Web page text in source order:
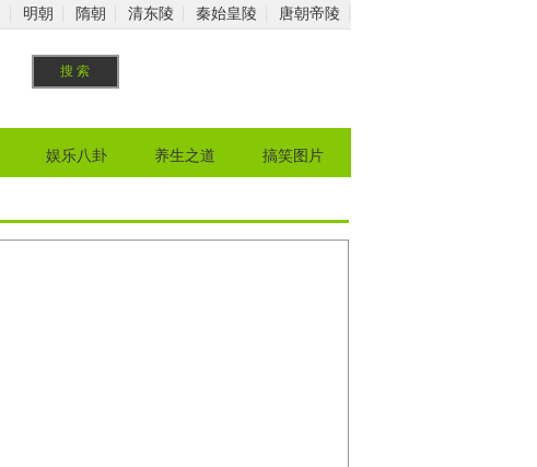
明朝 隋朝 清东陵 秦始皇陵 唐朝帝陵
娱乐八卦 养生之道 搞笑图片